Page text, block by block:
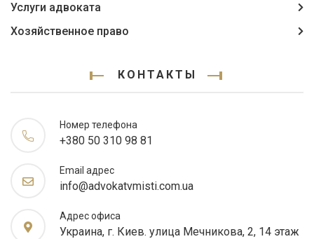
Услуги адвоката
Хозяйственное право
КОНТАКТЫ
Номер телефона
+380 50 310 98 81
Email адрес
info@advokatvmisti.com.ua
Адрес офиса
Украина, г. Киев. улица Мечникова, 2, 14 этаж